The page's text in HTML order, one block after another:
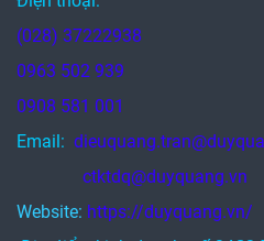
(028) 37222938
0963 502 939
0908 581 001
Email:
ctktdq@duyquang.vn
Website: https://duyquang.vn/